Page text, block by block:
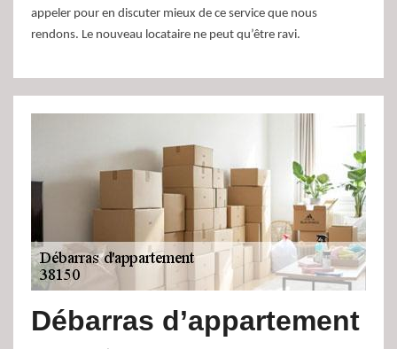
appeler pour en discuter mieux de ce service que nous
rendons. Le nouveau locataire ne peut qu’être ravi.
Débarras d’appartement